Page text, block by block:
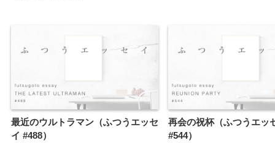
最近のウルトラマン（ふつうエッセ
イ #488）
再会の祝杯（ふつうエッ
#544）